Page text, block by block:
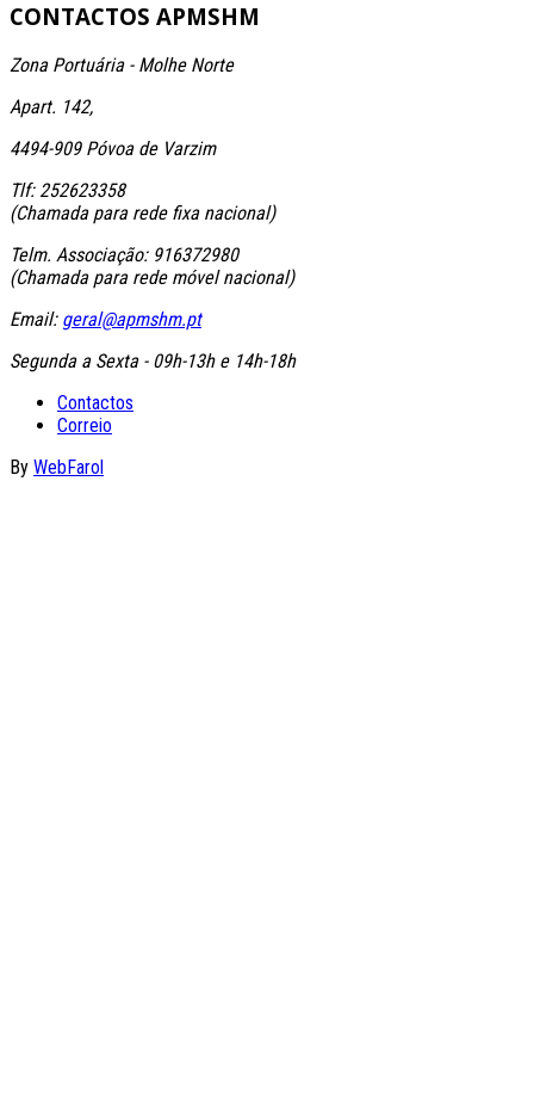
CONTACTOS APMSHM
Zona Portuária - Molhe Norte
Apart. 142,
4494-909 Póvoa de Varzim
Tlf: 252623358
(Chamada para rede fixa nacional)
Telm. Associação: 916372980
(Chamada para rede móvel nacional)
Email: geral@apmshm.pt
Segunda a Sexta - 09h-13h e 14h-18h
Contactos
Correio
By WebFarol